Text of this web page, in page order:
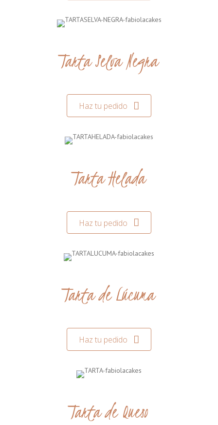
Tarta Selva Negra
Haz tu pedido
Tarta Helada
Haz tu pedido
Tarta de Lúcuma
Haz tu pedido
Tarta de Queso